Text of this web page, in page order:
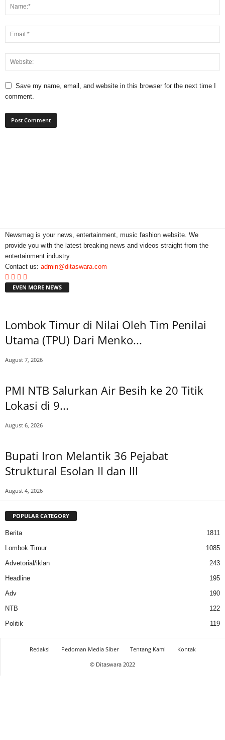
Save my name, email, and website in this browser for the next time I
comment.
Newsmag is your news, entertainment, music fashion website. We
provide you with the latest breaking news and videos straight from the
entertainment industry.
Contact us: admin@ditaswara.com
EVEN MORE NEWS
Lombok Timur di Nilai Oleh Tim Penilai
Utama (TPU) Dari Menko...
August 7, 2026
PMI NTB Salurkan Air Besih ke 20 Titik
Lokasi di 9...
August 6, 2026
Bupati Iron Melantik 36 Pejabat
Struktural Esolan II dan III
August 4, 2026
POPULAR CATEGORY
Berita
1811
Lombok Timur
1085
Advetorial/iklan
243
Headline
195
Adv
190
NTB
122
Politik
119
Redaksi Pedoman Media Siber Tentang Kami
Kontak
© Ditaswara 2022